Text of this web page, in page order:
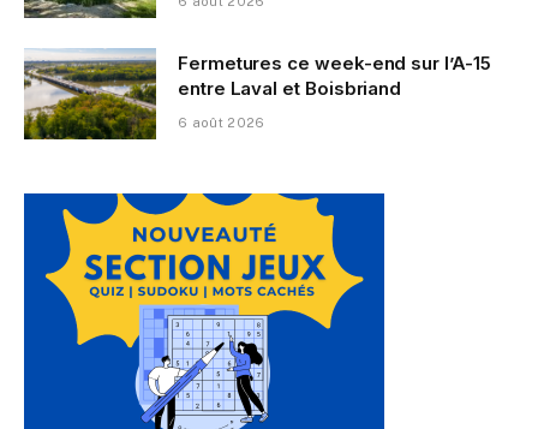
Fermetures ce week-end sur l’A-15
entre Laval et Boisbriand
6 août 2026